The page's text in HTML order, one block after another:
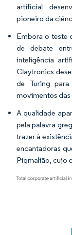
artificial
pioneiro da
Embora o teste
de debate
inteligência
Claytronics
de Turing
movimentos das
A qualidade
pela palavra
trazer à
encantadoras
Pigmalião, cujo